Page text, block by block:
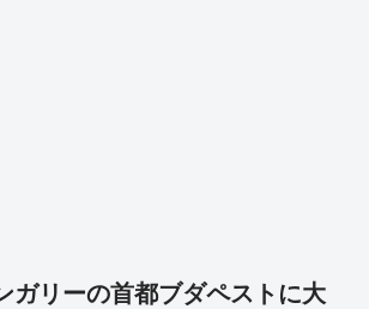
ガリーの首都ブダペストに大